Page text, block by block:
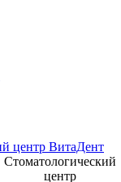
Стоматологический
центр